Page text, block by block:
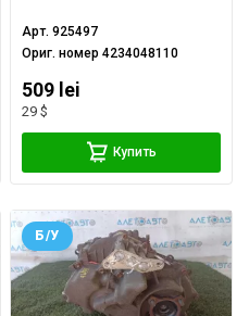
Арт.925497
Ориг. номер4234048110
509 lei
29 $
Купить
Б/У